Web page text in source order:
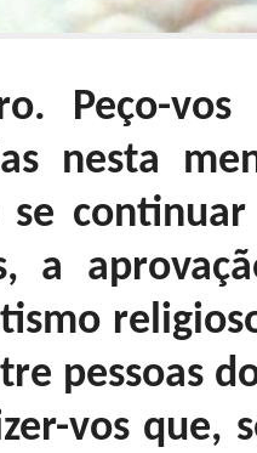
Peço-
nesta
se
a
pessoas
vos que,